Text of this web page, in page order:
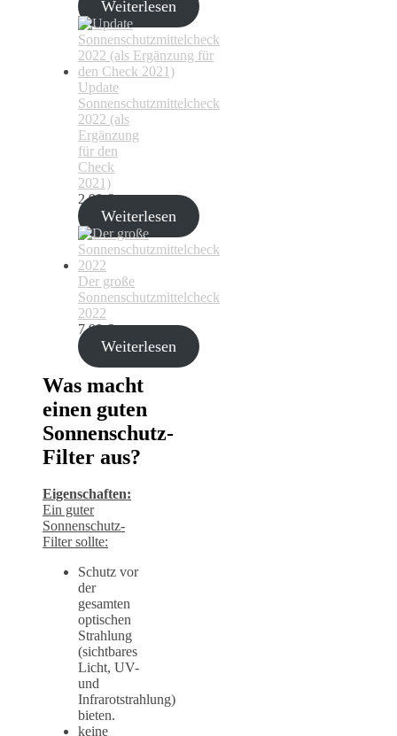
Weiterlesen
Update
Sonnenschutzmittelcheck
2022 (als
Ergänzung
für den
Check
2021)
2,99€
Weiterlesen
Der große
Sonnenschutzmittelcheck
2022
7,99€
Weiterlesen
Was macht
einen guten
Sonnenschutz-
Filter aus?
Eigenschaften:
Ein guter
Sonnenschutz-
Filter sollte:
Schutz vor
der
gesamten
optischen
Strahlung
(sichtbares
Licht, UV-
und
Infrarotstrahlung)
bieten.
keine